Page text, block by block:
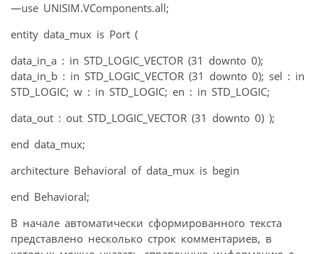
—use UNISIM.VComponents.all;
entity data_mux is Port (
data_in_a : in STD_LOGIC_VECTOR (31 downto 0);
data_in_b : in STD_LOGIC_VECTOR (31 downto 0); sel : in
STD_LOGIC; w : in STD_LOGIC; en : in STD_LOGIC;
data_out : out STD_LOGIC_VECTOR (31 downto 0) );
end data_mux;
architecture Behavioral of data_mux is begin
end Behavioral;
В начале автоматически сформированного текста
представлено несколько строк комментариев, в